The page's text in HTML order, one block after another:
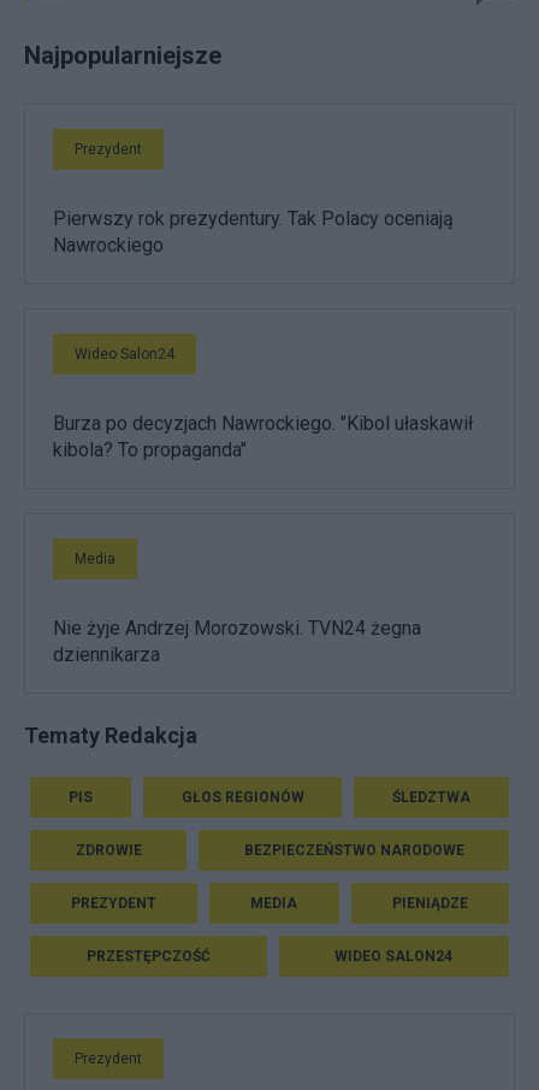
Najpopularniejsze
Prezydent
Pierwszy rok prezydentury. Tak Polacy oceniają
Nawrockiego
Wideo Salon24
Burza po decyzjach Nawrockiego. "Kibol ułaskawił
kibola? To propaganda"
Media
Nie żyje Andrzej Morozowski. TVN24 żegna
dziennikarza
Tematy Redakcja
PIS GŁOS REGIONÓW ŚLEDZTWA
ZDROWIE BEZPIECZEŃSTWO NARODOWE
PREZYDENT MEDIA PIENIĄDZE
PRZESTĘPCZOŚĆ WIDEO SALON24
Prezydent